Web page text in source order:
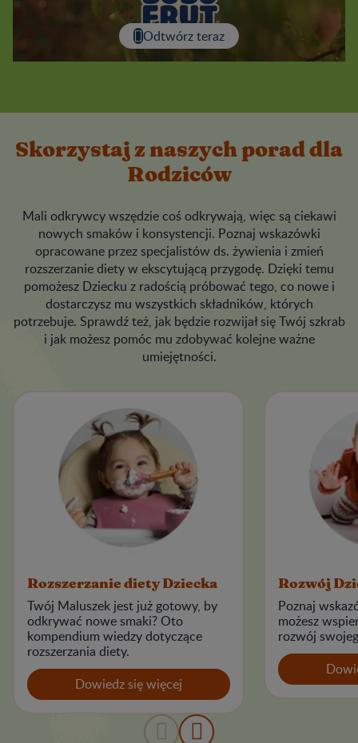
Odtwórz teraz
Skorzystaj z naszych porad dla
Rodziców
Mali odkrywcy wszędzie coś odkrywają, więc są ciekawi
nowych smaków i konsystencji. Poznaj wskazówki
opracowane przez specjalistów ds. żywienia i zmień
rozszerzanie diety w ekscytującą przygodę. Dzięki temu
pomożesz Dziecku z radością próbować tego, co nowe i
dostarczysz mu wszystkich składników, których
potrzebuje. Sprawdź też, jak będzie rozwijał się Twój szkrab
i jak możesz pomóc mu zdobywać kolejne ważne
umiejętności.
Rozszerzanie diety Dziecka
Twój Maluszek jest już gotowy, by
odkrywać nowe smaki? Oto
kompendium wiedzy dotyczące
rozszerzania diety.
Dowiedz się więcej
Rozwój
Poznaj
możesz
rozwój